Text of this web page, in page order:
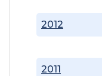
2011
2012